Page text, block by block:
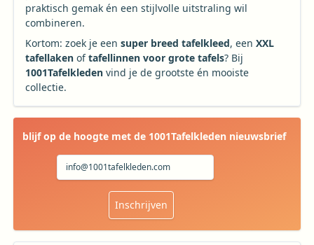
praktisch gemak én een stijlvolle uitstraling wil
combineren.
Kortom: zoek je een super breed tafelkleed, een XXL
tafellakenoftafellinnen voor grote tafels? Bij
1001Tafelkledenvind je de grootste én mooiste
collectie.
blijf op de hoogte met de 1001Tafelkleden nieuwsbrief
Inschrijven